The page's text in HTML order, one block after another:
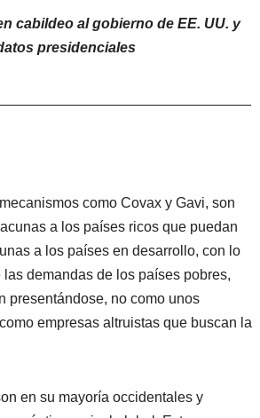
cabildeo al gobierno de EE. UU. y
presidenciales
como Covax y Gavi, son
a los países ricos que puedan
a los países en desarrollo, con lo
demandas de los países pobres,
presentándose, no como unos
empresas altruistas que buscan la
en su mayoría occidentales y